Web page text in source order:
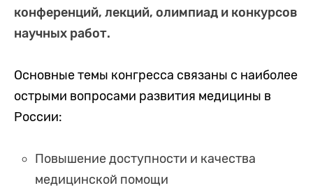
конференций, лекций, олимпиад и конкурсов
научных работ.
Основные темы конгресса связаны с наиболее
острыми вопросами развития медицины в
России:
Повышение доступности и качества
медицинской помощи